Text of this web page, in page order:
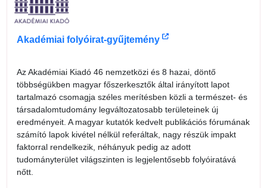
Akadémiai folyóirat-gyűjtemény
Az Akadémiai Kiadó 46 nemzetközi és 8 hazai, döntő
többségükben magyar főszerkesztők által irányított lapot
tartalmazó csomagja széles merítésben közli a természet- és
társadalomtudomány legváltozatosabb területeinek új
eredményeit. A magyar kutatók kedvelt publikációs fórumának
számító lapok kivétel nélkül referáltak, nagy részük impakt
faktorral rendelkezik, néhányuk pedig az adott
tudományterület világszinten is legjelentősebb folyóiratává
nőtt.